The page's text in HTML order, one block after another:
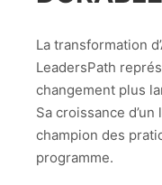
La transformation
LeadersPath
changement plus
Sa croissance
champion des
programme.